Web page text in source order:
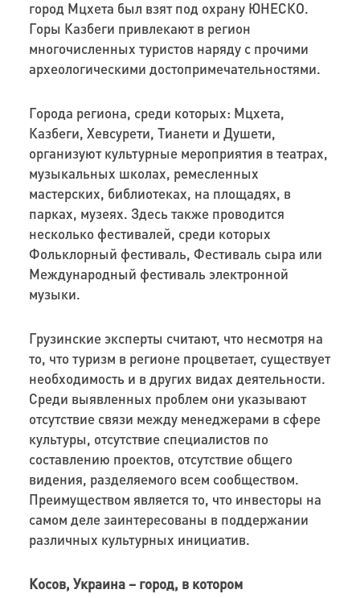
город Мцхета был взят под охрану ЮНЕСКО.
Горы Казбеги привлекают в регион
многочисленных туристов наряду с прочими
археологическими достопримечательностями.
Города региона, среди которых: Мцхета,
Казбеги, Хевсурети, Тианети и Душети,
организуют культурные мероприятия в театрах,
музыкальных школах, ремесленных
мастерских, библиотеках, на площадях, в
парках, музеях. Здесь также проводится
несколько фестивалей, среди которых
Фольклорный фестиваль, Фестиваль сыра или
Международный фестиваль электронной
музыки.
Грузинские эксперты считают, что несмотря на
то, что туризм в регионе процветает, существует
необходимость и в других видах деятельности.
Среди выявленных проблем они указывают
отсутствие связи между менеджерами в сфере
культуры, отсутствие специалистов по
составлению проектов, отсутствие общего
видения, разделяемого всем сообществом.
Преимуществом является то, что инвесторы на
самом деле заинтересованы в поддержании
различных культурных инициатив.
Косов, Украина – город, в котором